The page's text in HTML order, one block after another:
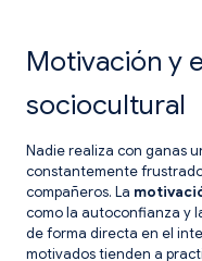
Motivación y
sociocultural
Nadie realiza con ganas
constantemente
compañeros. La
como la autoconfianza y
de forma directa en el
motivados tienden a